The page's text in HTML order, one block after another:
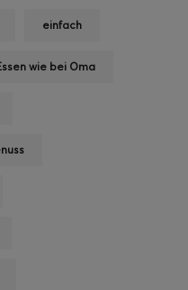
einfach
wie bei Oma